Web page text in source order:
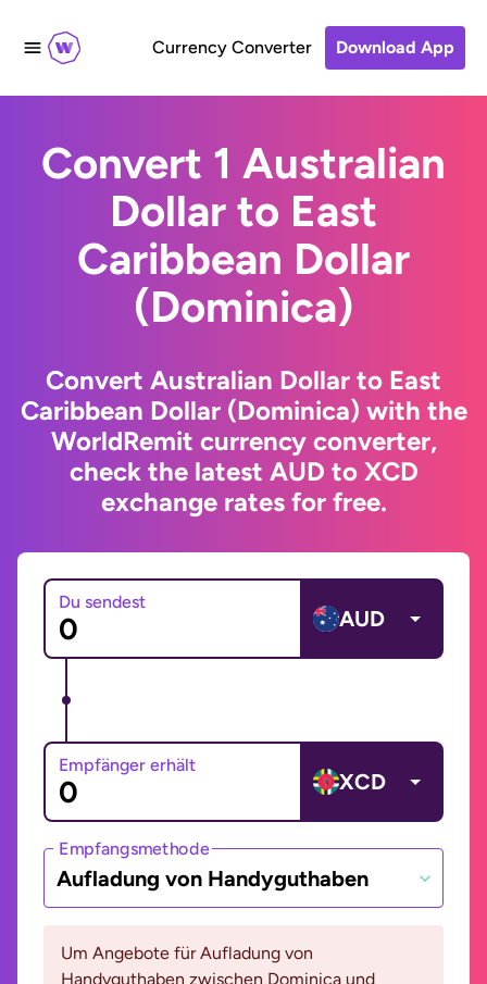
Currency Converter Download App
Convert 1 Australian
Dollar to East
Caribbean Dollar
(Dominica)
Convert Australian Dollar to East
Caribbean Dollar (Dominica) with the
WorldRemit currency converter,
check the latest AUD to XCD
exchange rates for free.
Du sendest
AUD
Empfänger erhält
XCD
Empfangsmethode
Aufladung von Handyguthaben
Um Angebote für Aufladung von
Handyguthaben zwischen Dominica und